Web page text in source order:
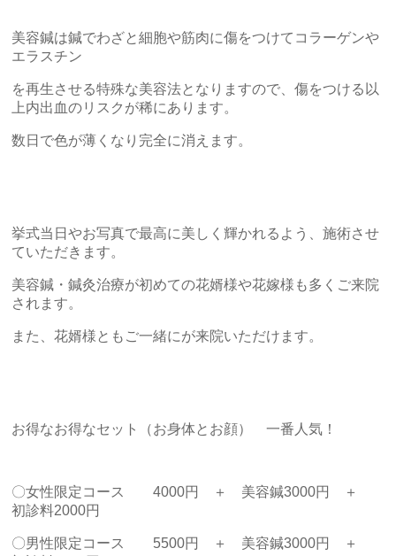
美容鍼は鍼でわざと細胞や筋肉に傷をつけてコラーゲンや
エラスチン
を再生させる特殊な美容法となりますので、傷をつける以
上内出血のリスクが稀にあります。
数日で色が薄くなり完全に消えます。
挙式当日やお写真で最高に美しく輝かれるよう、施術させ
ていただきます。
美容鍼・鍼灸治療が初めての花婿様や花嫁様も多くご来院
されます。
また、花婿様ともご一緒にが来院いただけます。
お得なお得なセット（お身体とお顔） 一番人気！
〇女性限定コース 4000円 ＋ 美容鍼3000円 ＋
初診料2000円
〇男性限定コース 5500円 ＋ 美容鍼3000円 ＋